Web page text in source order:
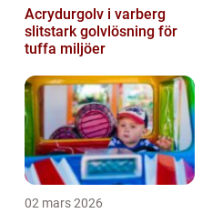
Acrydurgolv i varberg
slitstark golvlösning för
tuffa miljöer
02 mars 2026